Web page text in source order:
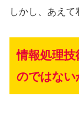
しかし、あえて
情報処理技
のではない